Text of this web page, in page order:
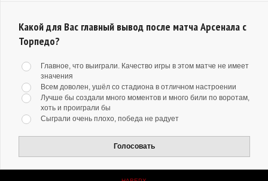
Какой для Вас главный вывод после матча Арсенала с
Торпедо?
Главное, что выиграли. Качество игры в этом матче не имеет
значения
Всем доволен, ушёл со стадиона в отличном настроении
Лучше бы создали много моментов и много били по воротам,
хоть и проиграли бы
Сыграли очень плохо, победа не радует
Голосовать